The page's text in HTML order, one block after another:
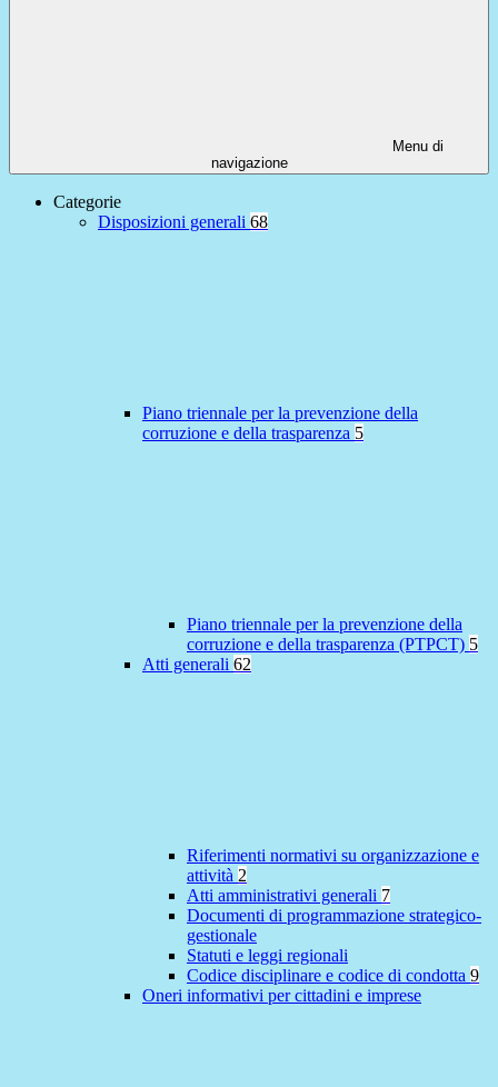
Menu di
navigazione
Categorie
Disposizioni generali 68
Piano triennale per la prevenzione della
corruzione e della trasparenza 5
Piano triennale per la prevenzione della
corruzione e della trasparenza (PTPCT) 5
Atti generali 62
Riferimenti normativi su organizzazione e
attività 2
Atti amministrativi generali 7
Documenti di programmazione strategico-
gestionale
Statuti e leggi regionali
Codice disciplinare e codice di condotta 9
Oneri informativi per cittadini e imprese